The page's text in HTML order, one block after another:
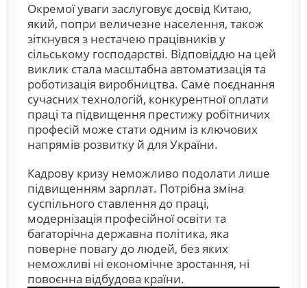
Окремої уваги заслуговує досвід Китаю,
який, попри величезне населення, також
зіткнувся з нестачею працівників у
сільському господарстві. Відповіддю на цей
виклик стала масштабна автоматизація та
роботизація виробництва. Саме поєднання
сучасних технологій, конкурентної оплати
праці та підвищення престижу робітничих
професій може стати одним із ключових
напрямів розвитку й для України.
Кадрову кризу неможливо подолати лише
підвищенням зарплат. Потрібна зміна
суспільного ставлення до праці,
модернізація професійної освіти та
багаторічна державна політика, яка
поверне повагу до людей, без яких
неможливі ні економічне зростання, ні
повоєнна відбудова країни.